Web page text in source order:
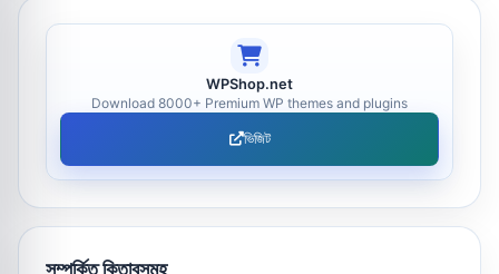
WPShop.net
Download 8000+ Premium WP themes and plugins
ভিজিট
সম্পর্কিত কিতাবসমূহ